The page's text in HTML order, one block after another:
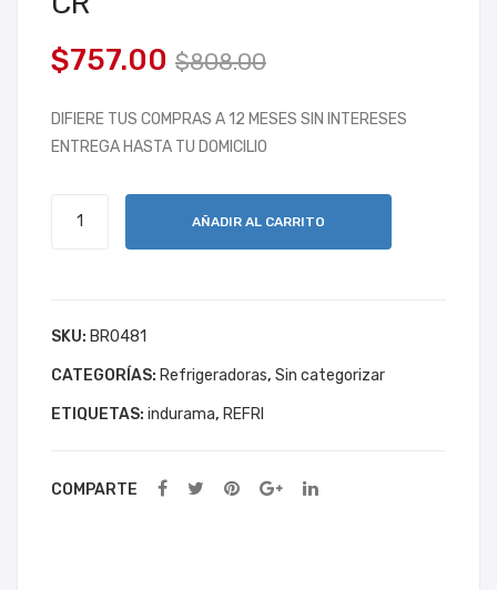
RA
$808.00El
original
era:
$808.00.
$757.00
El
actual
es:
$757.00.
DIFIERE TUS COMPRAS A 12 MESES SIN INTERESES
ENTREGA HASTA TU DOMICILIO
AÑADIR AL CARRITO
SKU: BR0481
CATEGORÍAS: Refrigeradoras, Sin categorizar
ETIQUETAS: indurama, REFRI
COMPARTE